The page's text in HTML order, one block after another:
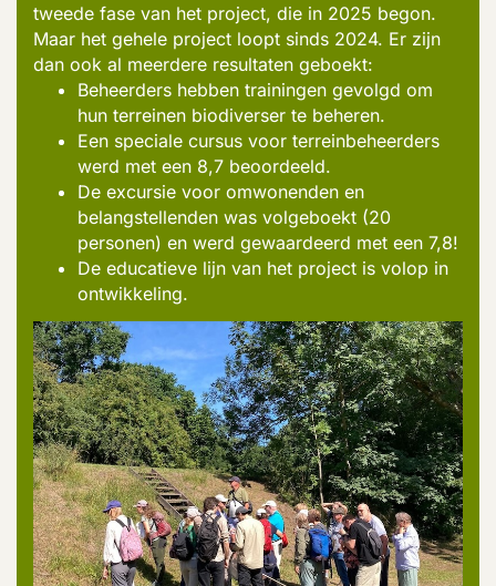
tweede fase van het project, die in 2025 begon.
Maar het gehele project loopt sinds 2024. Er zijn
dan ook al meerdere resultaten geboekt:
Beheerders hebben trainingen gevolgd om
hun terreinen biodiverser te beheren.
Een speciale cursus voor terreinbeheerders
werd met een 8,7 beoordeeld.
De excursie voor omwonenden en
belangstellenden was volgeboekt (20
personen) en werd gewaardeerd met een 7,8!
De educatieve lijn van het project is volop in
ontwikkeling.